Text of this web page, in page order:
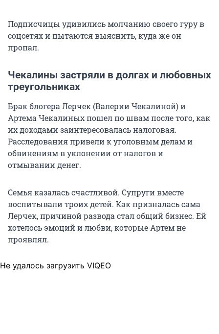
Подписчицы удивились молчанию своего гуру в
соцсетях и пытаются выяснить, куда же он
пропал.
Чекалины застряли в долгах и любовных
треугольниках
Брак блогера Лерчек (Валерии Чекалиной) и
Артема Чекалиных пошел по швам после того, как
их доходами заинтересовалась налоговая.
Расследования привели к уголовным делам и
обвинениям в уклонении от налогов и
отмывании денег.
Семья казалась счастливой. Супруги вместе
воспитывали троих детей. Как призналась сама
Лерчек, причиной развода стал общий бизнес. Ей
хотелось эмоций и любви, которые Артем не
проявлял.
Не удалось загрузить VIQEO